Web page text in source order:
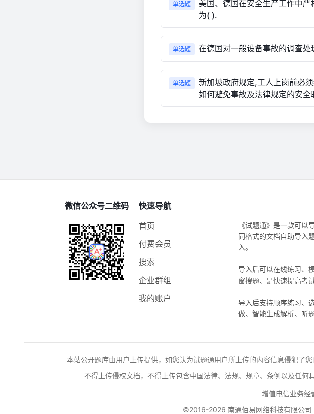
单选题
美国、德国在安全生产工作中
为( ).
单选题 在德国对一般设备事故的调查
单选题
新加坡政府规定,工人上岗前必
如何避免事故及法律规定的安全
微信公众号二维码
快速导航
首页
付费会员
搜索
企业群组
我的账户
《试题通》是一款可以
同格式的文档自助导入
入。
导入后可以在线练习、
窗搜题、是快速提高考
导入后支持顺序练习、
做、智能生成解析、听
本站公开题库由用户上传提供，如您认为试题通用户所上传的内容信息侵犯了
不得上传侵权文档，不得上传包含中国法律、法规、规章、条例以及任
增值电信业务
©2016-2026 南通佰易网络科技有限公司